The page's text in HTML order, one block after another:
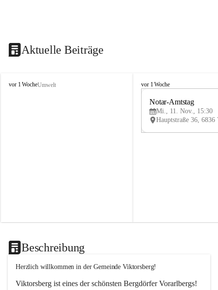
Aktuelle Beiträge
V
vor 1 WocheUmwelt
V
vor 1 Woche
Notar-Amtstag
Mi., 11. Nov., 15:30
Beschreibung
Herzlich willkommen in der Gemeinde Viktorsberg!
Viktorsberg ist eines der schönsten Bergdörfer Vorarlbergs!